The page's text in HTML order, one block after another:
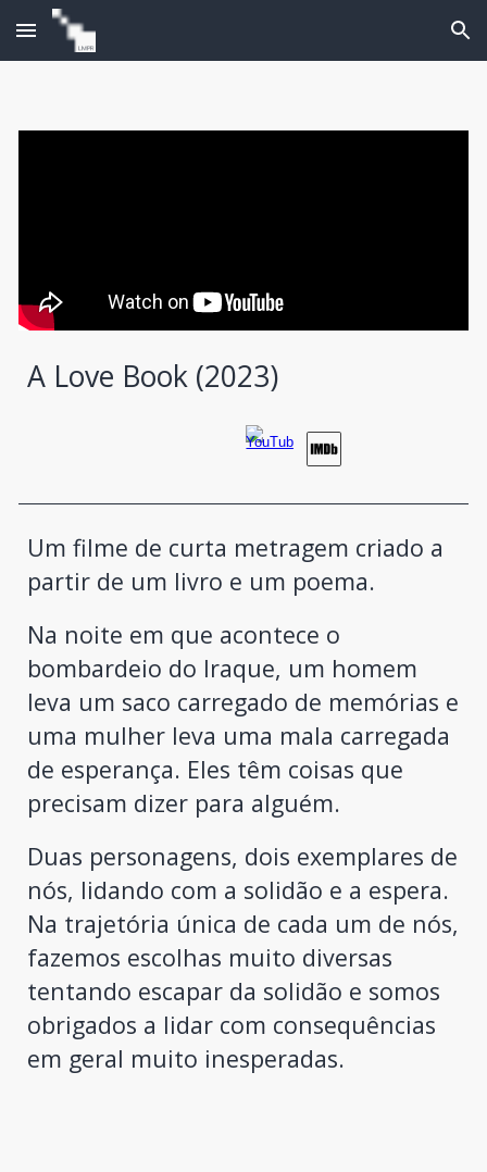
Skip to main content Skip to navigation
A Love Book (2023)
Um filme de curta metragem criado a
partir de um livro e um poema.
Na noite em que acontece o
bombardeio do Iraque, um homem
leva um saco carregado de memórias e
uma mulher leva uma mala carregada
de esperança. Eles têm coisas que
precisam dizer para alguém.
Duas personagens, dois exemplares de
nós, lidando com a solidão e a espera.
Na trajetória única de cada um de nós,
fazemos escolhas muito diversas
tentando escapar da solidão e somos
obrigados a lidar com consequências
em geral muito inesperadas.